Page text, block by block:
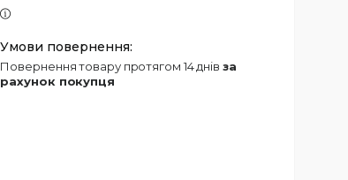
повернення товару протягом 14 днів за
рахунок покупця